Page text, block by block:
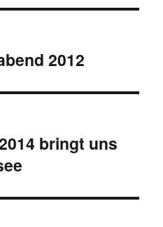
2012
bringt uns